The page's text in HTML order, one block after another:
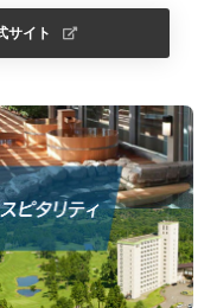
サイト